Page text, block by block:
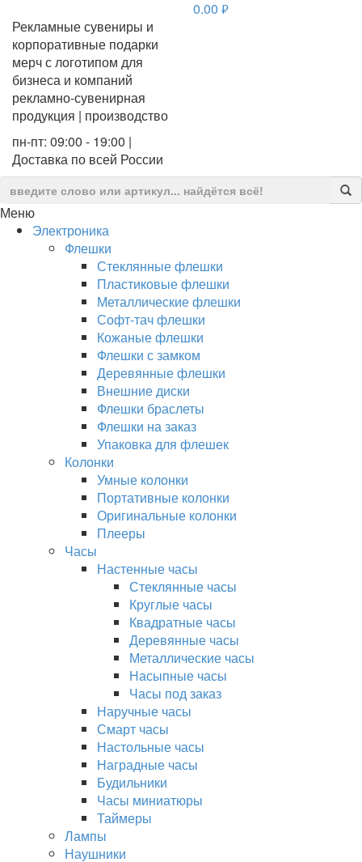
Рекламные сувениры и
корпоративные подарки
мерч с логотипом для
бизнеса и компаний
рекламно-сувенирная
продукция | производство
пн-пт: 09:00 - 19:00 |
Доставка по всей России
0.00 руб.
Меню
Электроника
Флешки
Стеклянные флешки
Пластиковые флешки
Металлические флешки
Софт-тач флешки
Кожаные флешки
Флешки с замком
Деревянные флешки
Внешние диски
Флешки браслеты
Флешки на заказ
Упаковка для флешек
Колонки
Умные колонки
Портативные колонки
Оригинальные колонки
Плееры
Часы
Настенные часы
Стеклянные часы
Круглые часы
Квадратные часы
Деревянные часы
Металлические часы
Насыпные часы
Часы под заказ
Наручные часы
Смарт часы
Настольные часы
Наградные часы
Будильники
Часы миниатюры
Таймеры
Лампы
Наушники